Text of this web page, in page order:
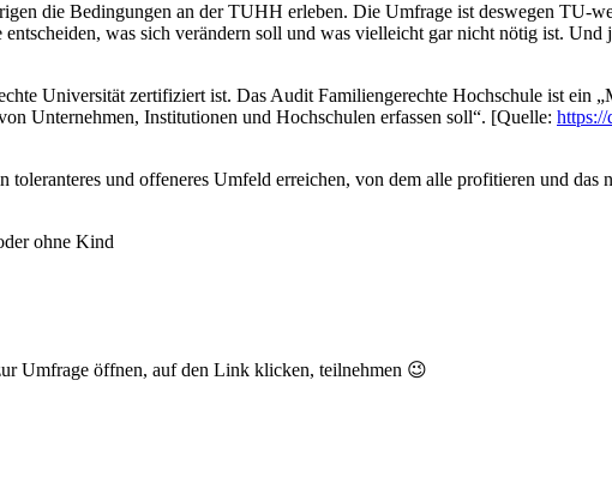
die Bedingungen an der TUHH erleben. Die Umfrage ist deswegen TU-
was sich verändern soll und was vielleicht gar nicht nötig ist. Und
Universität zertifiziert ist. Das Audit Familiengerechte Hochschule ist ein
Unternehmen, Institutionen und Hochschulen erfassen soll“. [Quelle:
und offeneres Umfeld erreichen, von dem alle profitieren und das
ohne Kind
Umfrage öffnen, auf den Link klicken, teilnehmen 😉